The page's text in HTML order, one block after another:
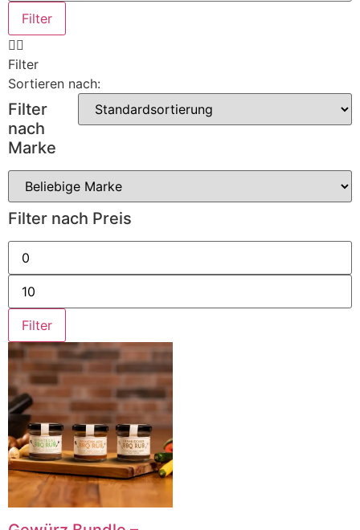
Filter
Filter
Sortieren nach:
Filter
nach
Marke
Filter nach Preis
Min.
Preis
Max.
Preis
Filter